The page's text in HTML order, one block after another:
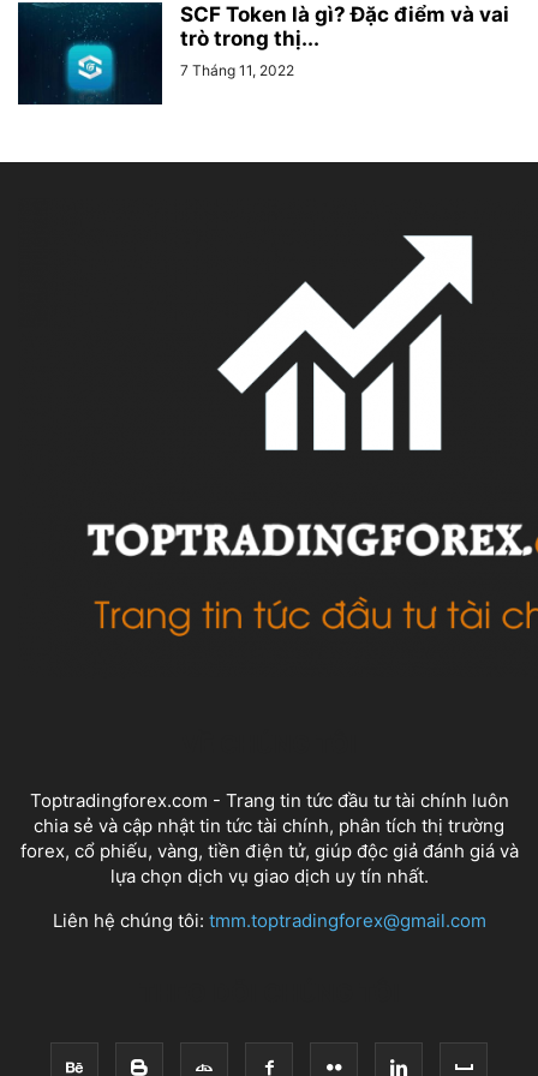
SCF Token là gì? Đặc điểm và vai
trò trong thị...
7 Tháng 11, 2022
Toptradingforex.com - Trang tin tức đầu tư tài chính luôn
chia sẻ và cập nhật tin tức tài chính, phân tích thị trường
forex, cổ phiếu, vàng, tiền điện tử, giúp độc giả đánh giá và
lựa chọn dịch vụ giao dịch uy tín nhất.
Liên hệ chúng tôi: tmm.toptradingforex@gmail.com